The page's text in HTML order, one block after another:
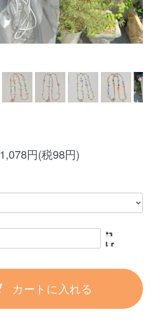
1,078円(税98円)
カートに入れる